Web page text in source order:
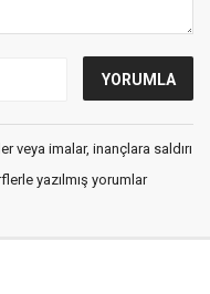
veya imalar, inançlara saldırı
yazılmış yorumlar